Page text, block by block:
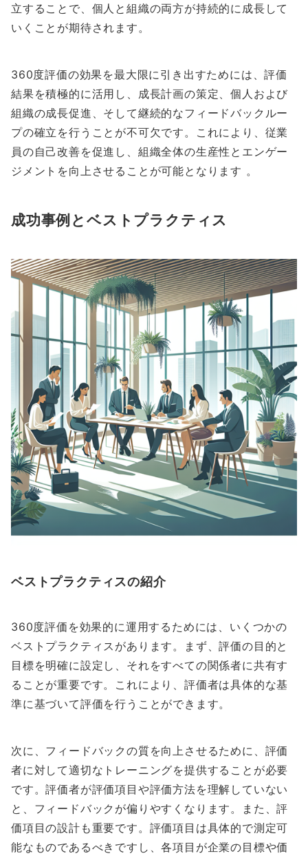
立することで、個人と組織の両方が持続的に成長して
いくことが期待されます。
360度評価の効果を最大限に引き出すためには、評価
結果を積極的に活用し、成長計画の策定、個人および
組織の成長促進、そして継続的なフィードバックルー
プの確立を行うことが不可欠です。これにより、従業
員の自己改善を促進し、組織全体の生産性とエンゲー
ジメントを向上させることが可能となります 。
成功事例とベストプラクティス
ベストプラクティスの紹介
360度評価を効果的に運用するためには、いくつかの
ベストプラクティスがあります。まず、評価の目的と
目標を明確に設定し、それをすべての関係者に共有す
ることが重要です。これにより、評価者は具体的な基
準に基づいて評価を行うことができます。
次に、フィードバックの質を向上させるために、評価
者に対して適切なトレーニングを提供することが必要
です。評価者が評価項目や評価方法を理解していない
と、フィードバックが偏りやすくなります。また、評
価項目の設計も重要です。評価項目は具体的で測定可
能なものであるべきですし、各項目が企業の目標や価